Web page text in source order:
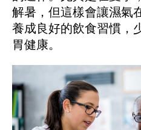
解暑，但這樣會讓濕氣
養成良好的飲食習慣，
胃健康。